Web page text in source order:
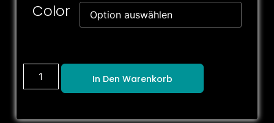
Color
In Den Warenkorb